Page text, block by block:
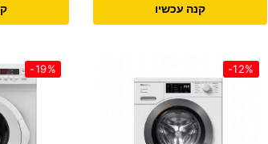
קנה עכשיו
-12%
-19%